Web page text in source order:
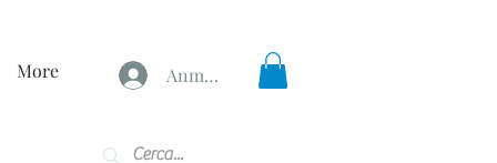
More Anmelden